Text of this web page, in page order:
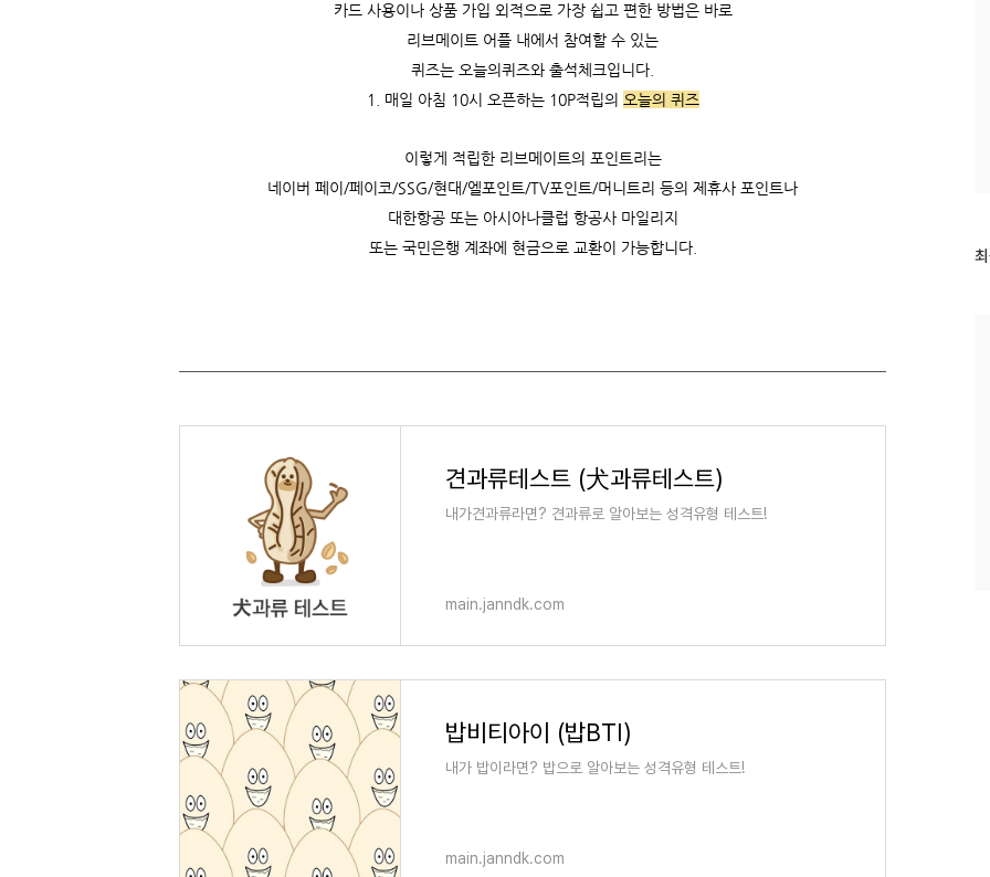
카드 사용이나 상품 가입 외적으로 가장 쉽고 편한 방법은 바로
리브메이트 어플 내에서 참여할 수 있는
퀴즈는 오늘의퀴즈와 출석체크입니다.
1. 매일 아침 10시 오픈하는 10P적립의 오늘의 퀴즈
이렇게 적립한 리브메이트의 포인트리는
네이버 페이/페이코/SSG/현대/엘포인트/TV포인트/머니트리 등의 제휴사 포인트나
대한항공 또는 아시아나클럽 항공사 마일리지
또는 국민은행 계좌에 현금으로 교환이 가능합니다.
견과류테스트 (犬과류테스트)
내가견과류라면? 견과류로 알아보는 성격유형 테스트!
main.janndk.com
밥비티아이 (밥BTI)
내가 밥이라면? 밥으로 알아보는 성격유형 테스트!
main.janndk.com
최